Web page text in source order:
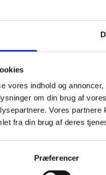
vores indhold og
om din brug af
Vores
fra din brug af deres
Præferencer